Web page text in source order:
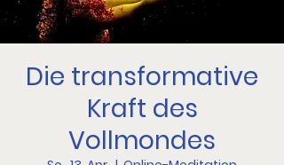
Die transformative
Kraft des
Vollmondes